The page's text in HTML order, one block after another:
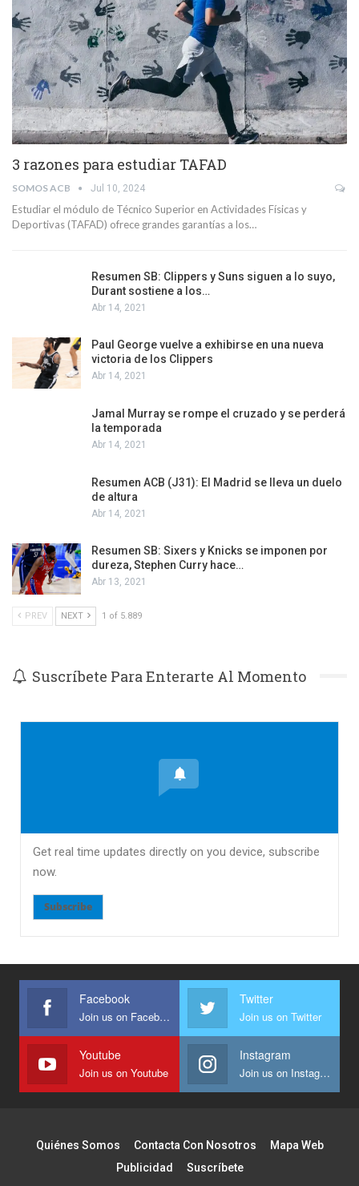
3 razones para estudiar TAFAD
SOMOS ACB Jul 10, 2024
Estudiar el módulo de Técnico Superior en Actividades Físicas y
Deportivas (TAFAD) ofrece grandes garantías a los…
Resumen SB: Clippers y Suns siguen a lo suyo,
Durant sostiene a los…
Abr 14, 2021
Paul George vuelve a exhibirse en una nueva
victoria de los Clippers
Abr 14, 2021
Jamal Murray se rompe el cruzado y se perderá
la temporada
Abr 14, 2021
Resumen ACB (J31): El Madrid se lleva un duelo
de altura
Abr 14, 2021
Resumen SB: Sixers y Knicks se imponen por
dureza, Stephen Curry hace…
Abr 13, 2021
PREV NEXT 1 of 5.889
Suscríbete Para Enterarte Al Momento
Get real time updates directly on you device, subscribe
now.
Subscribe
Facebook
Join us on Facebook
Twitter
Join us on Twitter
Youtube
Join us on Youtube
Instagram
Join us on Instagram
Quiénes Somos Contacta Con Nosotros
Mapa Web
Publicidad
Suscríbete